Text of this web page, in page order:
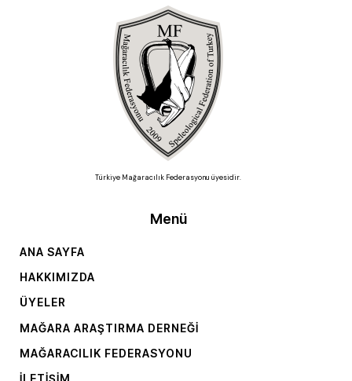
Türkiye Mağaracılık Federasyonu üyesidir.
Menü
ANA SAYFA
HAKKIMIZDA
ÜYELER
MAĞARA ARAŞTIRMA DERNEĞI
MAĞARACILIK FEDERASYONU
İLETIŞIM